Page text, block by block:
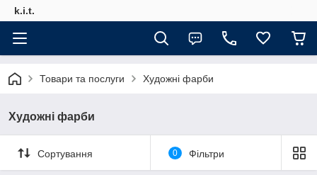
k.i.t.
Товари та послуги Художні фарби
Художні фарби
Сортування 0 Фільтри